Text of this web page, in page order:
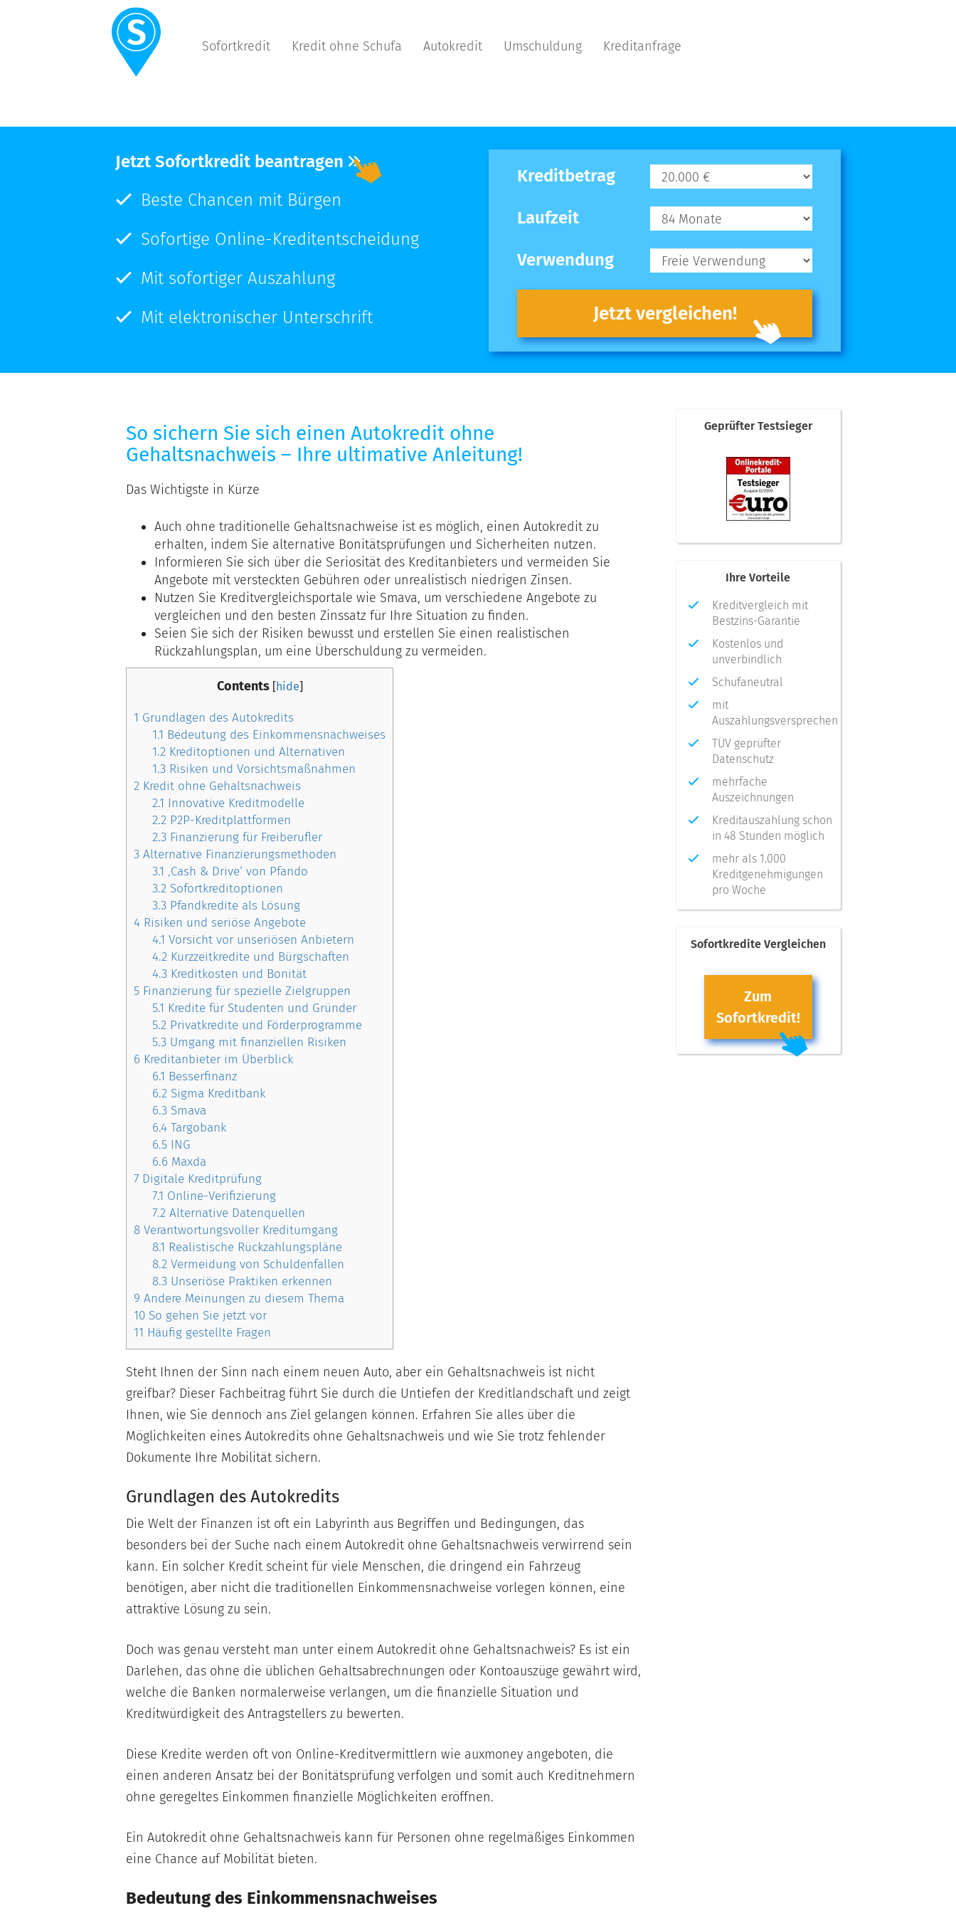
Sofortkredit Kredit ohne Schufa Autokredit Umschuldung Kreditanfrage
Kreditbetrag
Laufzeit
Verwendung
Jetzt vergleichen!
Jetzt Sofortkredit beantragen
Beste Chancen mit Bürgen
Sofortige Online-Kreditentscheidung
Mit sofortiger Auszahlung
Mit elektronischer Unterschrift
So
sichern
Sie
Autokredit
ohne
Gehaltsnachweis
Ihre
ultimative
Anleitung!
So sichern Sie sich einen Autokredit ohne
Gehaltsnachweis – Ihre ultimative Anleitung!
Das Wichtigste in Kürze
Auch ohne traditionelle Gehaltsnachweise ist es möglich, einen Autokredit zu
erhalten, indem Sie alternative Bonitätsprüfungen und Sicherheiten nutzen.
Informieren Sie sich über die Seriosität des Kreditanbieters und vermeiden Sie
Angebote mit versteckten Gebühren oder unrealistisch niedrigen Zinsen.
Nutzen Sie Kreditvergleichsportale wie Smava, um verschiedene Angebote zu
vergleichen und den besten Zinssatz für Ihre Situation zu finden.
Seien Sie sich der Risiken bewusst und erstellen Sie einen realistischen
Rückzahlungsplan, um eine Überschuldung zu vermeiden.
Contents [hide]
1 Grundlagen des Autokredits
1.1 Bedeutung des Einkommensnachweises
1.2Kreditoptionen und Alternativen
1.3Risiken und Vorsichtsmaßnahmen
2 Kredit ohne Gehaltsnachweis
2.1 Innovative Kreditmodelle
2.2P2P-Kreditplattformen
2.3Finanzierung für Freiberufler
3 Alternative Finanzierungsmethoden
3.1 ‚Cash & Drive‘ von Pfando
3.2Sofortkreditoptionen
3.3Pfandkredite als Lösung
4 Risiken und seriöse Angebote
4.1 Vorsicht vor unseriösen Anbietern
4.2Kurzzeitkredite und Bürgschaften
4.3Kreditkosten und Bonität
5 Finanzierung für spezielle Zielgruppen
5.1 Kredite für Studenten und Gründer
5.2Privatkredite und Förderprogramme
5.3Umgang mit finanziellen Risiken
6 Kreditanbieter im Überblick
6.1 Besserfinanz
6.2Sigma Kreditbank
6.3Smava
6.4Targobank
6.5ING
6.6 Maxda
7 Digitale Kreditprüfung
7.1 Online-Verifizierung
7.2Alternative Datenquellen
8 Verantwortungsvoller Kreditumgang
8.1 Realistische Rückzahlungspläne
8.2Vermeidung von Schuldenfallen
8.3Unseriöse Praktiken erkennen
9 Andere Meinungen zu diesem Thema
10 So gehen Sie jetzt vor
11 Häufig gestellte Fragen
Steht Ihnen der Sinn nach einem neuen Auto, aber ein Gehaltsnachweis ist nicht
greifbar? Dieser Fachbeitrag führt Sie durch die Untiefen der Kreditlandschaft und zeigt
Ihnen, wie Sie dennoch ans Ziel gelangen können. Erfahren Sie alles über die
Möglichkeiten eines Autokredits ohne Gehaltsnachweis und wie Sie trotz fehlender
Dokumente Ihre Mobilität sichern.
Grundlagen des Autokredits
Die Welt der Finanzen ist oft ein Labyrinth aus Begriffen und Bedingungen, das
besonders bei der Suche nach einem Autokredit ohne Gehaltsnachweis verwirrend sein
kann. Ein solcher Kredit scheint für viele Menschen, die dringend ein Fahrzeug
benötigen, aber nicht die traditionellen Einkommensnachweise vorlegen können, eine
attraktive Lösung zu sein.
Doch was genau versteht man unter einem Autokredit ohne Gehaltsnachweis? Es ist ein
Darlehen, das ohne die üblichen Gehaltsabrechnungen oder Kontoauszüge gewährt wird,
welche die Banken normalerweise verlangen, um die finanzielle Situation und
Kreditwürdigkeit des Antragstellers zu bewerten.
Diese Kredite werden oft von Online-Kreditvermittlern wie auxmoney angeboten, die
einen anderen Ansatz bei der Bonitätsprüfung verfolgen und somit auch Kreditnehmern
ohne geregeltes Einkommen finanzielle Möglichkeiten eröffnen.
Ein Autokredit ohne Gehaltsnachweis kann für Personen ohne regelmäßiges Einkommen
eine Chance auf Mobilität bieten.
Bedeutung des Einkommensnachweises
Geprüfter Testsieger
Ihre Vorteile
Kreditvergleich mit
Bestzins-Garantie
Kostenlos und
unverbindlich
Schufaneutral
mit
Auszahlungsversprechen
TÜV geprüfter
Datenschutz
mehrfache
Auszeichnungen
Kreditauszahlung schon
in 48 Stunden möglich
mehr als 1.000
Kreditgenehmigungen
pro Woche
Sofortkredite Vergleichen
Zum
Sofortkredit!